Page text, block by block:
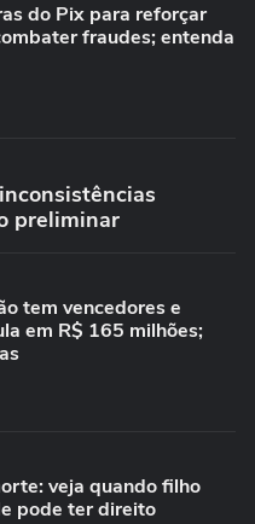
do Pix para reforçar
fraudes; entenda
preliminar
tem vencedores e
em R$ 165 milhões;
veja quando filho
pode ter direito